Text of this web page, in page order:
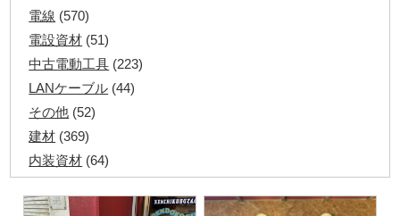
電線 (570)
電設資材 (51)
中古電動工具 (223)
LANケーブル (44)
その他 (52)
建材 (369)
内装資材 (64)
ペアコイル